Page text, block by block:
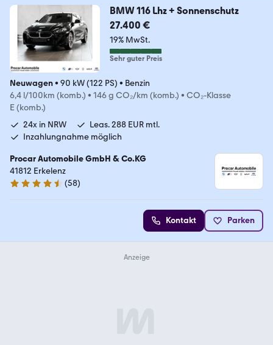
BMW 116 Lhz + Sonnenschutz
27.400 €
19% MwSt.
Sehr guter Preis
Neuwagen• 90 kW (122 PS) • Benzin
6,4 l/100km (komb.) • 146 g CO₂/km (komb.) • CO₂-Klasse
E (komb.)
24x in NRW
Leas. 288 EUR mtl.
Inzahlungnahme möglich
Procar Automobile GmbH & Co.KG
41812 Erkelenz
4.6 Sterne
(58)
Kontakt Parken